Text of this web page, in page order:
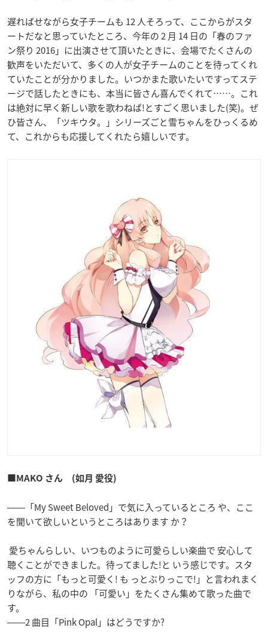
遅ればせながら女子チームも 12 人そろって、ここからがスタ
ートだなと思っていたところ、今年の 2 月 14 日の「春のファ
ン祭り 2016」に出演させて頂いたときに、会場でたくさんの
歓声をいただいて、多くの人が女子チームのことを待ってくれ
ていたことが分かりました。いつかまた歌いたいですってステ
ージで話したときにも、本当に皆さん喜んでくれて……。これ
は絶対に早く新しい歌を歌わねば!とすごく思いました(笑)。ぜ
ひ皆さん、「ツキウタ。」シリーズごと雪ちゃんをひっくるめ
て、これからも応援してくれたら嬉しいです。
■MAKO さん (如月 愛役)
――「My Sweet Beloved」で気に入っているところ や、ここ
を聞いて欲しいというところはあります か？
愛ちゃんらしい、いつものように可愛らしい楽曲で 安心して
聴くことができました。待ってました!と いう感じです。スタ
ッフの方に「もっと可愛く! も っとぶりっこで!」と言われまく
りながら、私の中の 「可愛い」をたくさん集めて歌った曲で
す。
――2 曲目「Pink Opal」はどうですか?